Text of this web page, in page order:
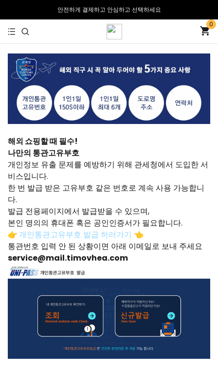
안전하게 결제하고 안심하고 선택하세요
30일 무료 반품 및 교환
0
해외 쇼핑할 때 필수!
나만의 통관고유부호
개인정보 유출 문제를 예방하기 위해 관세청에서 도입한 서
비스입니다.
한 번 발급 받은 고유부호 같은 번호로 계속 사용 가능합니
다.
발급 전용페이지에서 발급받을 수 있으며,
본인 명의의 휴대폰 혹은 공인인증서가 필요합니다.
👉 개인통관고유부호 발급 하러가기 👈
통관번호 입력 안 된 상황이면 아래 이메일로 보내 주세요
service@mail.timovhea.com